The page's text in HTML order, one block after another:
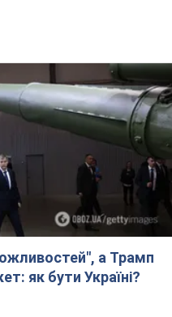
а Трамп
як бути Україні?